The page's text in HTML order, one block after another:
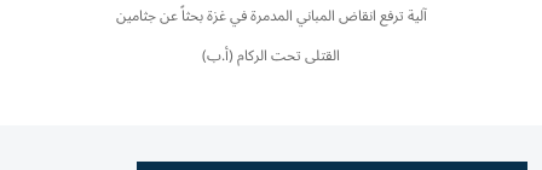
آلية ترفع انقاض المباني المدمرة في غزة بحثاً عن جثامين
القتلى تحت الركام (أ.ب)